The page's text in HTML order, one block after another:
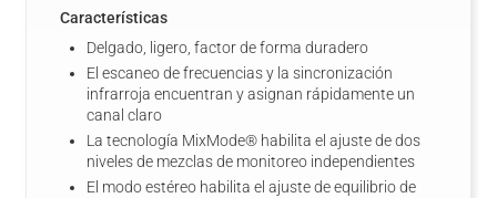
Características
Delgado, ligero, factor de forma duradero
El escaneo de frecuencias y la sincronización
infrarroja encuentran y asignan rápidamente un
canal claro
La tecnología MixMode® habilita el ajuste de dos
niveles de mezclas de monitoreo independientes
El modo estéreo habilita el ajuste de equilibrio de